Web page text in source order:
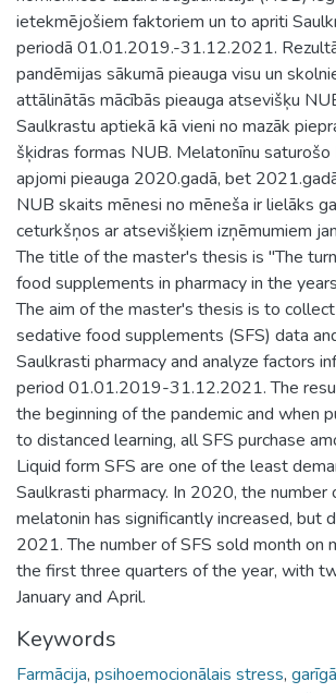
ietekmējošiem faktoriem un to apriti
periodā 01.01.2019.-31.12.2021.
pandēmijas sākumā pieauga visu un
attālinātās mācībās pieauga atsevišķu
Saulkrastu aptiekā kā vieni no mazāk
šķidras formas NUB. Melatonīnu
apjomi pieauga 2020.gadā, bet
NUB skaits mēnesi no mēneša ir lielāks
ceturkšņos ar atsevišķiem izņēmumiem
The title of the master's thesis is "The
food supplements in pharmacy in the
The aim of the master's thesis is to
sedative food supplements (SFS) data
Saulkrasti pharmacy and analyze factors
period 01.01.2019-31.12.2021. The
the beginning of the pandemic and when
to distanced learning, all SFS purchase
Liquid form SFS are one of the least
Saulkrasti pharmacy. In 2020, the number
melatonin has significantly increased, but
2021. The number of SFS sold month on
the first three quarters of the year, with
January and April.
Keywords
Farmācija, psihoemocionālais stress,